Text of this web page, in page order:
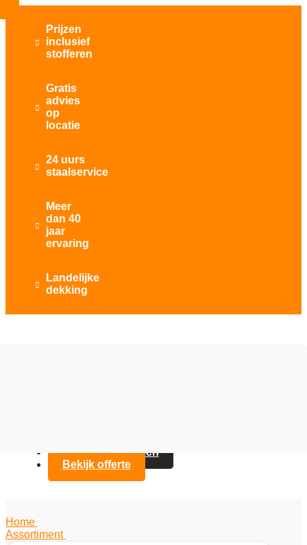

Prijzen
inclusief
stofferen

Gratis
advies
op
locatie

24 uurs
staalservice

Meer
dan 40
jaar
ervaring

Landelijke
dekking
Contact opnemen
Bekijk offerte
Home
Assortiment